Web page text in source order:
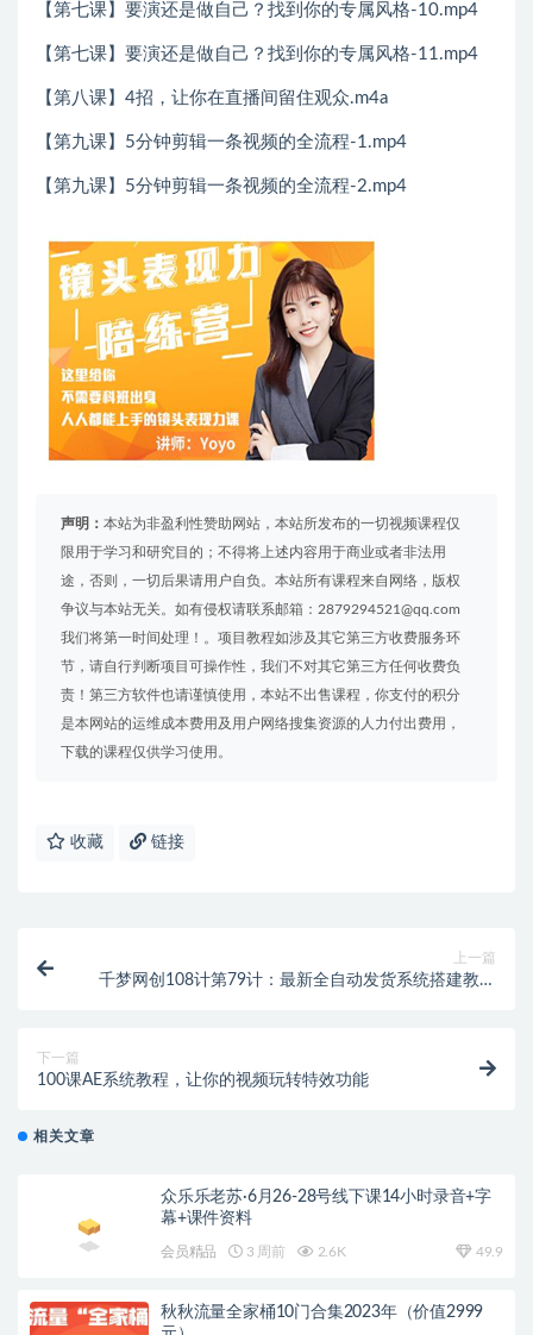
【第七课】要演还是做自己？找到你的专属风格-10.mp4
【第七课】要演还是做自己？找到你的专属风格-11.mp4
【第八课】4招，让你在直播间留住观众.m4a
【第九课】5分钟剪辑一条视频的全流程-1.mp4
【第九课】5分钟剪辑一条视频的全流程-2.mp4
声明： 本站为非盈利性赞助网站，本站所发布的一切视频课程仅
限用于学习和研究目的；不得将上述内容用于商业或者非法用
途，否则，一切后果请用户自负。本站所有课程来自网络，版权
争议与本站无关。如有侵权请联系邮箱：2879294521@qq.com
我们将第一时间处理！。项目教程如涉及其它第三方收费服务环
节，请自行判断项目可操作性，我们不对其它第三方任何收费负
责！第三方软件也请谨慎使用，本站不出售课程，你支付的积分
是本网站的运维成本费用及用户网络搜集资源的人力付出费用，
下载的课程仅供学习使用。
收藏 链接
上一篇
千梦网创108计第79计：最新全自动发货系统搭建教学
下一篇
100课AE系统教程，让你的视频玩转特效功能
相关文章
众乐乐老苏·6月26-28号线下课14小时录音+字
幕+课件资料
会员精品 3 周前 2.6K 49.9
秋秋流量全家桶10门合集2023年（价值2999